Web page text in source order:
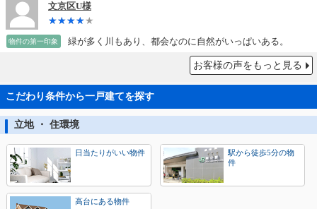
文京区U様
物件の第一印象 緑が多く川もあり、都会なのに自然がいっぱいある。
お客様の声をもっと見る
こだわり条件から一戸建てを探す
立地 ・ 住環境
日当たりがいい物件
駅から徒歩5分の物
件
高台にある物件